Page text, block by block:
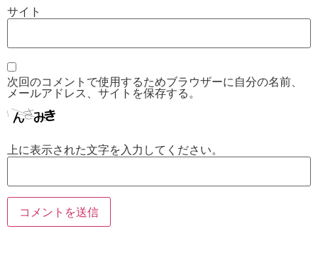
サイト
次回のコメントで使用するためブラウザーに自分の名前、
メールアドレス、サイトを保存する。
上に表示された文字を入力してください。